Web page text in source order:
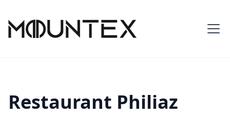
Restaurant Philiaz